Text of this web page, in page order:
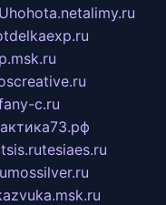
hohota.netalimy.ru
c.ru
tesiaes.ru
mossilver.ru